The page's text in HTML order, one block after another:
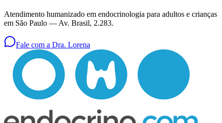
Atendimento humanizado em endocrinologia para adultos e crianças
em São Paulo — Av. Brasil, 2.283.
Fale com a Dra. Lorena